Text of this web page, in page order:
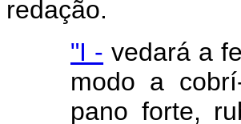
redação.
"I - vedará a
modo a
pano forte,